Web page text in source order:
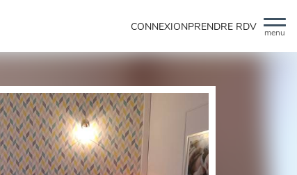
menu
CONNEXIONPRENDRE RDV